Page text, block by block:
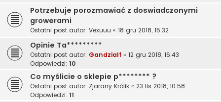
Potrzebuje porozmawiać z doswiadczonymi
growerami
Ostatni post autor: Vexuuu « 18 gru 2018, 15:32
Opinie Ta*********
Ostatni post autor: Gandzialf « 12 gru 2018, 16:43
Odpowiedzi: 10
Co myślicie o sklepie p******** ?
Ostatni post autor: Zjarany Królik « 23 lis 2018, 10:58
Odpowiedzi: 11